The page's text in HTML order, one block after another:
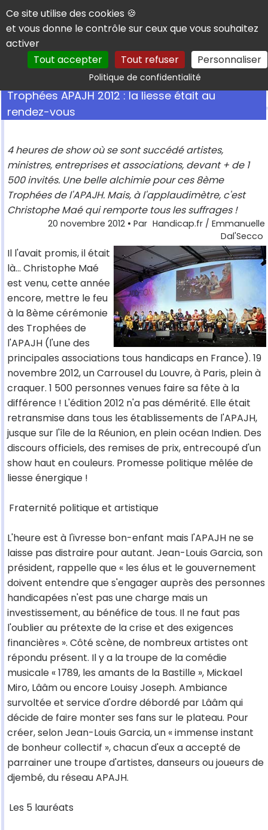
Panneau de gestion des cookies
Ce site utilise des cookies 🍪
et vous donne le contrôle sur ceux que vous souhaitez
activer
Tout accepter
Tout refuser Personnaliser
Politique de confidentialitéRechercher
Trophées APAJH 2012 : la liesse était au
rendez-vous
4 heures de show où se sont succédé artistes,
ministres, entreprises et associations, devant + de 1
500 invités. Une belle alchimie pour ces 8ème
Trophées de l'APAJH. Mais, à l'applaudimètre, c'est
Christophe Maé qui remporte tous les suffrages !
20 novembre 2012• Par Handicap.fr / Emmanuelle
Dal'Secco
Il l'avait promis, il était
là... Christophe Maé
est venu, cette année
encore, mettre le feu
à la 8ème cérémonie
des Trophées de
l'APAJH (l'une des
principales associations tous handicaps en France). 19
novembre 2012, un Carrousel du Louvre, à Paris, plein à
craquer. 1 500 personnes venues faire sa fête à la
différence ! L'édition 2012 n'a pas démérité. Elle était
retransmise dans tous les établissements de l'APAJH,
jusque sur l'île de la Réunion, en plein océan Indien. Des
discours officiels, des remises de prix, entrecoupé d'un
show haut en couleurs. Promesse politique mêlée de
liesse énergique !
Fraternité politique et artistique
L'heure est à l'ivresse bon-enfant mais l'APAJH ne se
laisse pas distraire pour autant. Jean-Louis Garcia, son
président, rappelle que « les élus et le gouvernement
doivent entendre que s'engager auprès des personnes
handicapées n'est pas une charge mais un
investissement, au bénéfice de tous. Il ne faut pas
l'oublier au prétexte de la crise et des exigences
financières ». Côté scène, de nombreux artistes ont
répondu présent. Il y a la troupe de la comédie
musicale « 1789, les amants de la Bastille », Mickael
Miro, Lââm ou encore Louisy Joseph. Ambiance
survoltée et service d'ordre débordé par Lââm qui
décide de faire monter ses fans sur le plateau. Pour
créer, selon Jean-Louis Garcia, un « immense instant
de bonheur collectif », chacun d'eux a accepté de
parrainer une troupe d'artistes, danseurs ou joueurs de
djembé, du réseau APAJH.
Les 5 lauréats